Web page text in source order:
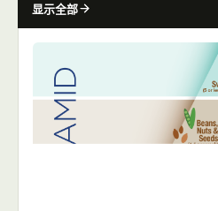
显示全部